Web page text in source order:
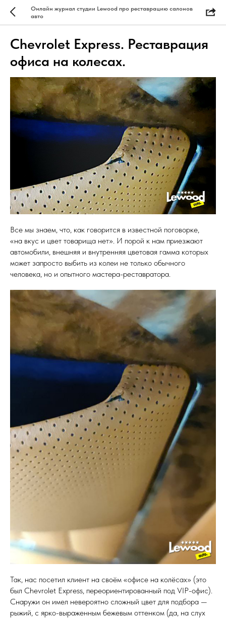
Онлайн журнал студии Lewood про реставрацию салонов
авто
Chevrolet Express. Реставрация
офиса на колесах.
Все мы знаем, что, как говорится в известной поговорке,
«на вкус и цвет товарища нет». И порой к нам приезжают
автомобили, внешняя и внутренняя цветовая гамма которых
может запросто выбить из колеи не только обычного
человека, но и опытного мастера-реставратора.
Так, нас посетил клиент на своём «офисе на колёсах» (это
был Chevrolet Express, переориентированный под VIP-офис).
Снаружи он имел невероятно сложный цвет для подбора —
рыжий, с ярко-выраженным бежевым оттенком (да, на слух